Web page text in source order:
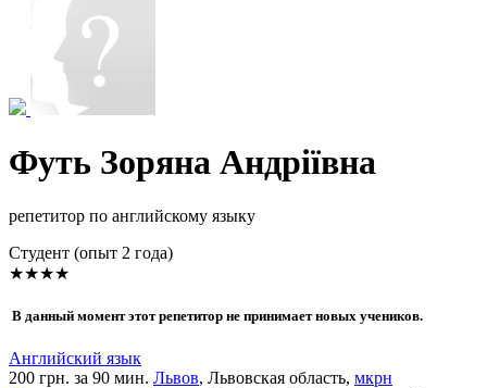
Футь Зоряна Андріївна
репетитор по английскому языку
Cтудент (опыт 2 года)
★★★★
В данный момент этот репетитор не принимает новых учеников.
Английский язык
200 грн. за 90 мин. Львов, Львовская область, мкрн